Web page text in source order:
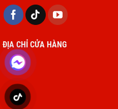
ĐỊA CHỈ CỬA HÀNG